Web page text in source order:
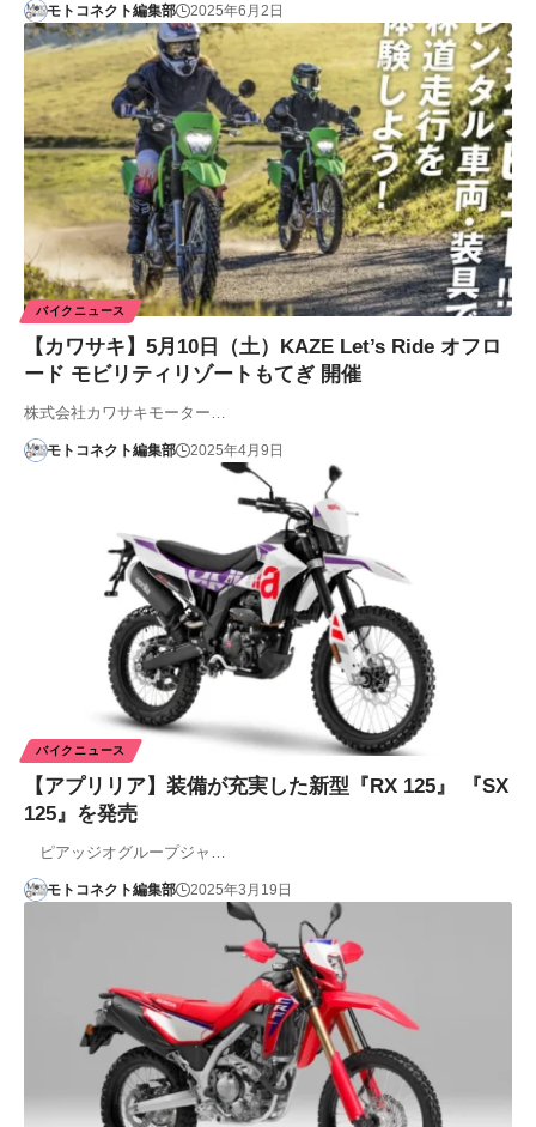
モトコネクト編集部 2025年6月2日
バイクニュース
【カワサキ】5月10日（土）KAZE Let’s Ride オフロ
ード モビリティリゾートもてぎ 開催
株式会社カワサキモーター…
モトコネクト編集部 2025年4月9日
バイクニュース
【アプリリア】装備が充実した新型『RX 125』 『SX
125』を発売
ピアッジオグループジャ…
モトコネクト編集部 2025年3月19日